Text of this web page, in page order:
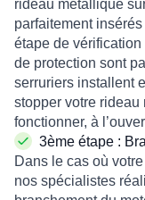
rideau métallique
parfaitement
étape de
de protection sont
serruriers installent
stopper votre
fonctionner, à
3ème étape :
Dans le cas où
nos spécialistes